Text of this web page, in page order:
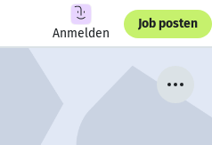
Anmelden
Job posten